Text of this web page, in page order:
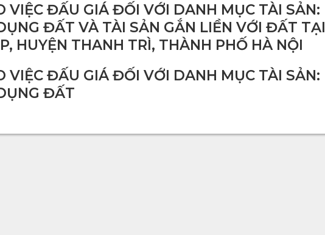
VIỆC ĐẤU GIÁ ĐỐI VỚI DANH MỤC TÀI SẢN:
ĐẤT VÀ TÀI SẢN GẮN LIỀN VỚI ĐẤT TẠI
HUYỆN THANH TRÌ, THÀNH PHỐ HÀ NỘI
VIỆC ĐẤU GIÁ ĐỐI VỚI DANH MỤC TÀI SẢN:
ĐẤT